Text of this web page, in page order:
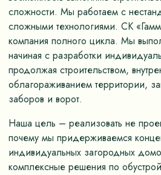
сложности. Мы работаем с
сложными технологиями. СК
компания полного цикла. Мы
начиная с разработки
продолжая строительством,
облагораживанием территории,
заборов и ворот.
Наша цель – реализовать не
почему мы придерживаемся
индивидуальных загородных
комплексные решения по